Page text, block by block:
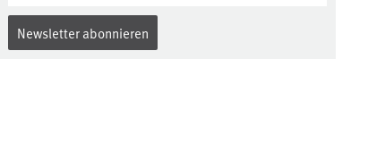
Newsletter abonnieren